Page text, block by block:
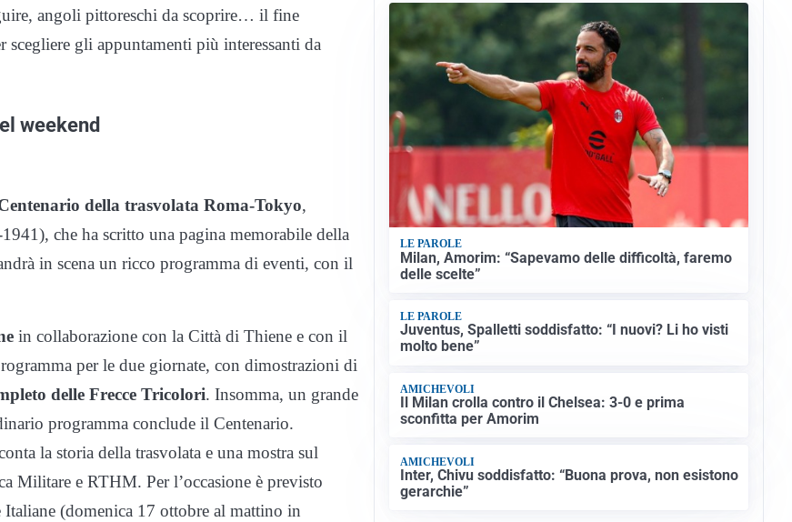
angoli pittoreschi da scoprire… il fine
gli appuntamenti più interessanti da
weekend
della trasvolata Roma-Tokyo,
che ha scritto una pagina memorabile della
in scena un ricco programma di eventi, con il
in collaborazione con la Città di Thiene e con il
per le due giornate, con dimostrazioni di
delle Frecce Tricolori. Insomma, un grande
programma conclude il Centenario.
la storia della trasvolata e una mostra sul
Militare e RTHM. Per l’occasione è previsto
(domenica 17 ottobre al mattino in
LE PAROLE
Milan, Amorim: “Sapevamo delle difficoltà, faremo
delle scelte”
LE PAROLE
Juventus, Spalletti soddisfatto: “I nuovi? Li ho visti
molto bene”
AMICHEVOLI
Il Milan crolla contro il Chelsea: 3-0 e prima
sconfitta per Amorim
AMICHEVOLI
Inter, Chivu soddisfatto: “Buona prova, non esistono
gerarchie”